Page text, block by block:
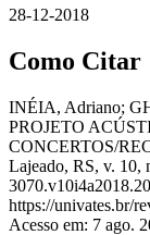
28-12-2018
Como Citar
INÉIA, Adriano;
PROJETO
CONCERTOS/
Lajeado, RS, v. 10,
https://univates.br/
Acesso em: 7 ago.